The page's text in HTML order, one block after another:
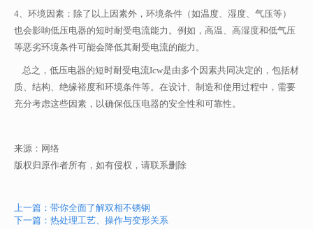
4、环境因素：除了以上因素外，环境条件（如温度、湿度、气压等）
也会影响低压电器的短时耐受电流能力。例如，高温、高湿度和低气压
等恶劣环境条件可能会降低其耐受电流的能力。
总之，低压电器的短时耐受电流Icw是由多个因素共同决定的，包括材
质、结构、绝缘裕度和环境条件等。在设计、制造和使用过程中，需要
充分考虑这些因素，以确保低压电器的安全性和可靠性。
来源：网络
版权归原作者所有，如有侵权，请联系删除
上一篇：带你全面了解双相不锈钢
下一篇：热处理工艺、操作与变形关系